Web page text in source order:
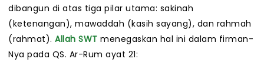
dibangun di atas tiga pilar utama: sakinah
(ketenangan), mawaddah (kasih sayang), dan rahmah
(rahmat). Allah SWT menegaskan hal ini dalam firman-
Nya pada QS. Ar-Rum ayat 21: